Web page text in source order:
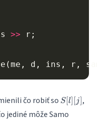
>> r ;
(me , d , ins , r ,
čo robiť so S[l]
[j]
S[ l j ,
jediné môže Samo